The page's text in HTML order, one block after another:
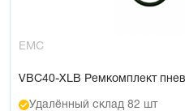
EMC
VBC40-XLB Ремкомплект
Удалённый склад 82 шт